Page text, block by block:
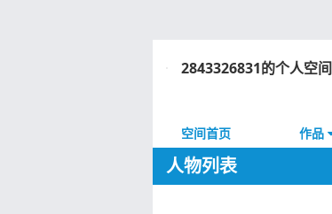
2843326831的个人空间
空间首页 作品
人物列表